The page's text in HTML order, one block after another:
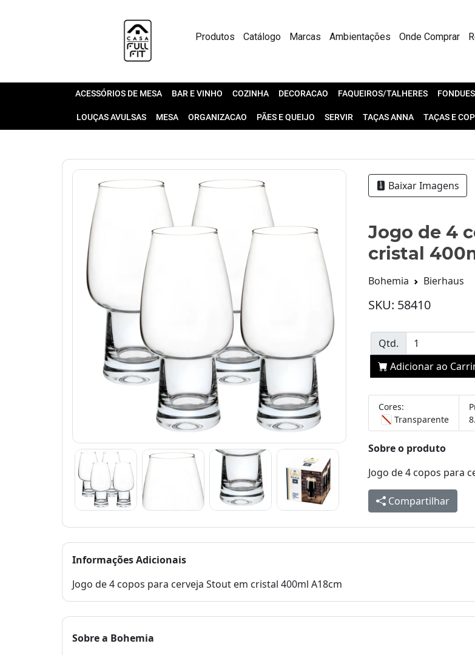
Produtos Catálogo Marcas Ambientações Onde Comprar
ACESSÓRIOS DE MESA BAR E VINHO COZINHA DECORACAO FAQUEIROS/TALHERES
LOUÇAS AVULSAS MESA ORGANIZACAO PÃES E QUEIJO SERVIR TAÇAS ANNA TAÇAS E
Baixar Imagens
Jogo de 4
cristal
Bohemia Bierhaus
SKU: 58410
Qtd.
Adicionar ao
Cores:
Transparente
Sobre o produto
Jogo de 4 copos para
Compartilhar
Informações Adicionais
Jogo de 4 copos para cerveja Stout em cristal 400ml A18cm
Sobre a Bohemia